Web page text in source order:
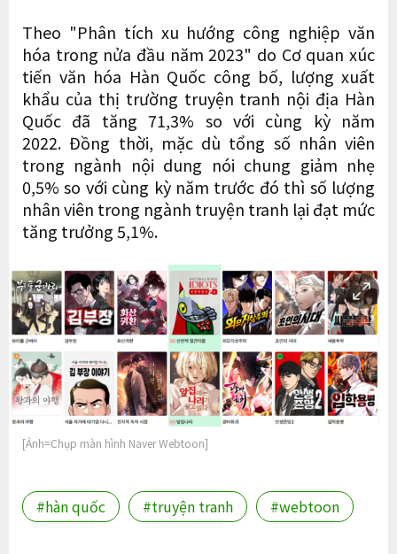
Theo "Phân tích xu hướng công nghiệp văn
hóa trong nửa đầu năm 2023" do Cơ quan xúc
tiến văn hóa Hàn Quốc công bố, lượng xuất
khẩu của thị trường truyện tranh nội địa Hàn
Quốc đã tăng 71,3% so với cùng kỳ năm
2022. Đồng thời, mặc dù tổng số nhân viên
trong ngành nội dung nói chung giảm nhẹ
0,5% so với cùng kỳ năm trước đó thì số lượng
nhân viên trong ngành truyện tranh lại đạt mức
tăng trưởng 5,1%.
[Ảnh=Chụp màn hình Naver Webtoon]
#hàn quốc #truyện tranh #webtoon